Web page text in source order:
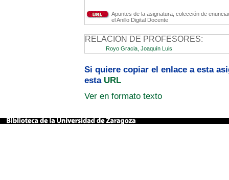
Apuntes de la asignatura, colección de
el Anillo Digital Docente
RELACION DE PROFESORES:
Royo Gracia, Joaquín Luis
Si quiere copiar el enlace a esta
esta URL
Ver en formato texto